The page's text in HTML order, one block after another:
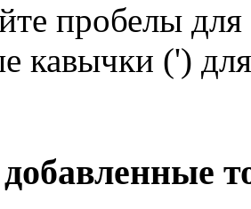
пробелы
кавычки (')